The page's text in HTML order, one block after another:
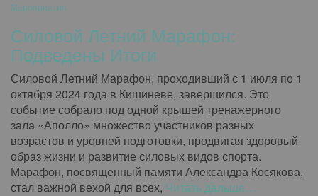
Мероприятия
Силовой Летний Марафон:
Подведены Итоги
Силовой Летний Марафон, проходивший с 1 июля по 1
октября 2024 года в Кишиневе, завершился. Это
событие собрало под одной крышей тренажерного
зала «Аполло» множество участников разных
возрастов и уровней подготовки, продвигая здоровый
образ жизни и развитие силовых видов спорта.
Марафон, посвященный памяти Александра Косякова,
стал важной вехой для всех, Читать дальше…